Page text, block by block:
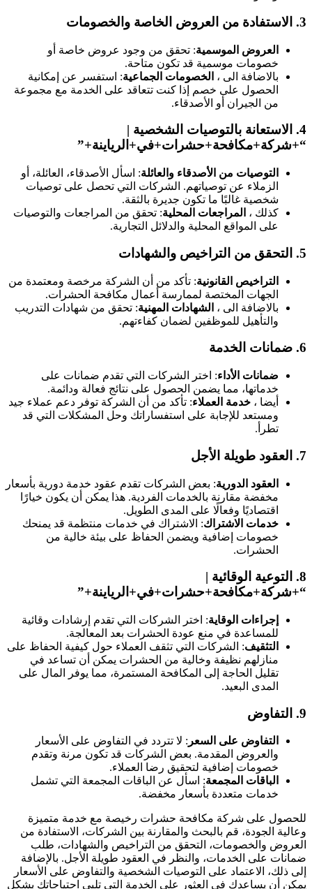
3. الاستفادة من العروض الخاصة والخصومات
العروض الموسمية: تحقق من وجود عروض خاصة أو
خصومات موسمية قد تكون متاحة.
بالاضافة الى ، الخصومات الجماعية: استفسر عن إمكانية
الحصول على خصم إذا كنت تتعاقد على الخدمة مع مجموعة
من الجيران أو الأصدقاء.
4. الاستعانة بالتوصيات الشخصية |
“+شركة+مكافحة+حشرات+في+الرياينة+”
التوصيات من الأصدقاء والعائلة: اسأل الأصدقاء، العائلة، أو
الزملاء عن توصياتهم. الشركات التي تحصل على توصيات
شخصية غالبًا ما تكون جديرة بالثقة.
كذلك ، المراجعات المحلية: تحقق من المراجعات والتوصيات
على المواقع المحلية والدلائل التجارية.
5. التحقق من التراخيص والشهادات
التراخيص القانونية: تأكد من أن الشركة مرخصة ومعتمدة من
الجهات المختصة لممارسة أعمال مكافحة الحشرات.
بالاضافة الى ، الشهادات المهنية: تحقق من شهادات التدريب
والتأهيل للموظفين لضمان كفاءتهم.
6. ضمانات الخدمة
ضمانات الأداء: اختر الشركات التي تقدم ضمانات على
خدماتها، مما يضمن الحصول على نتائج فعالة ودائمة.
أيضا ، خدمة العملاء: تأكد من أن الشركة توفر دعم عملاء جيد
ومستعد للإجابة على استفساراتك وحل المشكلات التي قد
تطرأ.
7. العقود طويلة الأجل
العقود الدورية: بعض الشركات تقدم عقود خدمة دورية بأسعار
مخفضة مقارنة بالخدمات الفردية. هذا يمكن أن يكون خيارًا
اقتصاديًا وفعالًا على المدى الطويل.
خدمات الاشتراك: الاشتراك في خدمات منتظمة قد يمنحك
خصومات إضافية ويضمن الحفاظ على بيئة خالية من
الحشرات.
8. التوعية الوقائية |
“+شركة+مكافحة+حشرات+في+الرياينة+”
إجراءات الوقاية: اختر الشركات التي تقدم إرشادات وقائية
للمساعدة في منع عودة الحشرات بعد المعالجة.
التثقيف: الشركات التي تثقف العملاء حول كيفية الحفاظ على
منازلهم نظيفة وخالية من الحشرات يمكن أن تساعد في
تقليل الحاجة إلى المكافحة المستمرة، مما يوفر المال على
المدى البعيد.
9. التفاوض
التفاوض على السعر : لا تتردد في التفاوض على الأسعار
والعروض المقدمة. بعض الشركات قد تكون مرنة وتقدم
خصومات إضافية لتحقيق رضا العملاء.
الباقات المجمعة: اسأل عن الباقات المجمعة التي تشمل
خدمات متعددة بأسعار مخفضة.
للحصول على شركة مكافحة حشرات رخيصة مع خدمة متميزة
وعالية الجودة، قم بالبحث والمقارنة بين الشركات، الاستفادة من
العروض والخصومات، التحقق من التراخيص والشهادات، طلب
ضمانات على الخدمات، والنظر في العقود طويلة الأجل. بالإضافة
إلى ذلك، الاعتماد على التوصيات الشخصية والتفاوض على الأسعار
يمكن أن يساعدك في العثور على الخدمة التي تلبي احتياجاتك بشكل